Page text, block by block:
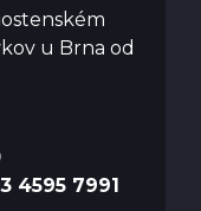
u Brna od
4595 7991